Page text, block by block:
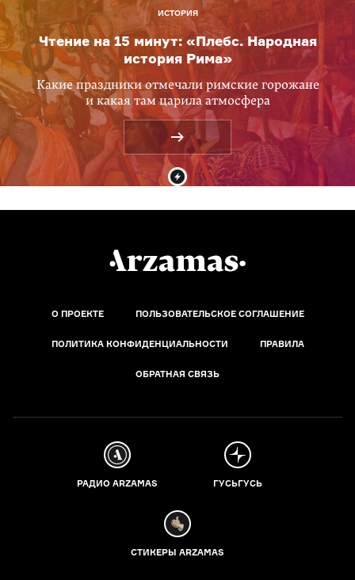
ИСТОРИЯ
Чтение на 15 минут: «Плебс. Народная
история Рима»
Какие праздники отмечали римские горожане
и какая там царила атмосфера
О ПРОЕКТЕ ПОЛЬЗОВАТЕЛЬСКОЕ СОГЛАШЕНИЕ
ПОЛИТИКА КОНФИДЕНЦИАЛЬНОСТИ ПРАВИЛА
ОБРАТНАЯ СВЯЗЬ
РАДИО ARZAMAS ГУСЬГУСЬ
СТИКЕРЫ ARZAMAS